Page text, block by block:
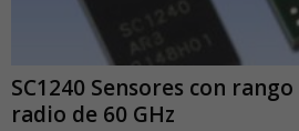
SC1240 Sensores con
radio de 60 GHz